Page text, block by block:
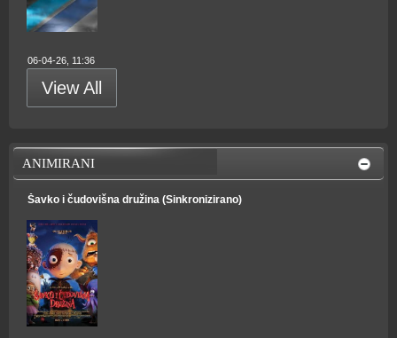
06-04-26, 11:36
View All
ANIMIRANI
Šavko i čudovišna družina (Sinkronizirano)